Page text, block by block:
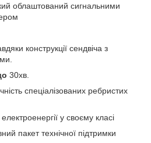
облаштований сигнальними
конструкції сендвіча з
30хв.
спеціалізованих ребристих
у своєму класі
пакет технічної підтримки